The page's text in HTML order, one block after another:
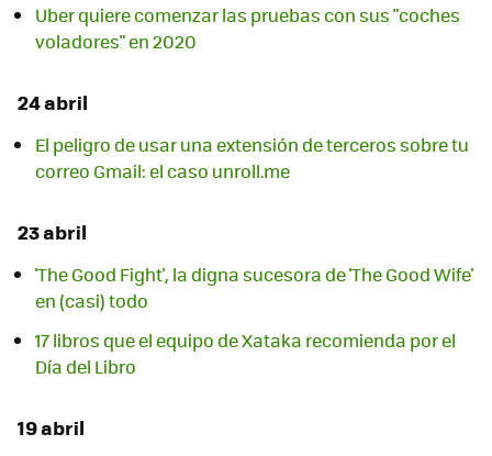
Uber quiere comenzar las pruebas con sus "coches
voladores" en 2020
24 abril
El peligro de usar una extensión de terceros sobre tu
correo Gmail: el caso unroll.me
23 abril
'The Good Fight', la digna sucesora de 'The Good Wife'
en (casi) todo
17 libros que el equipo de Xataka recomienda por el
Día del Libro
19 abril